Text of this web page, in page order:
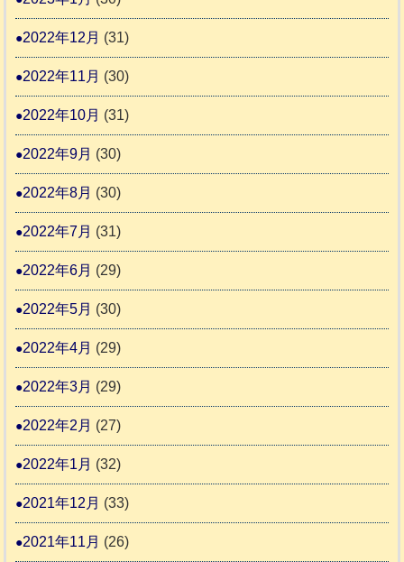
2022年12月 (31)
2022年11月 (30)
2022年10月 (31)
2022年9月 (30)
2022年8月 (30)
2022年7月 (31)
2022年6月 (29)
2022年5月 (30)
2022年4月 (29)
2022年3月 (29)
2022年2月 (27)
2022年1月 (32)
2021年12月 (33)
2021年11月 (26)